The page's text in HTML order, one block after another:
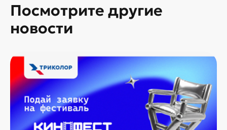
Посмотрите другие
новости